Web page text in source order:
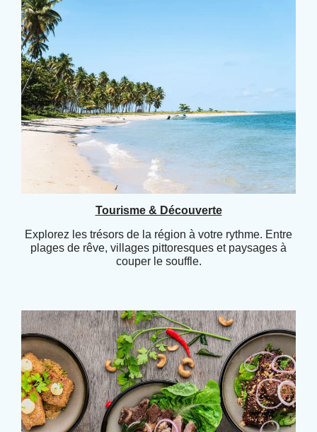
Tourisme & Découverte
Explorez les trésors de la région à votre rythme. Entre
plages de rêve, villages pittoresques et paysages à
couper le souffle.